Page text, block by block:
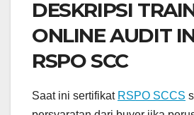
DESKRIPSI
ONLINE AUDIT
RSPO SCC
Saat ini sertifikat RSPO SCCS